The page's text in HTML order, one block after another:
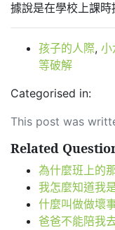
據說是在學校上課
孩子的人際, 小
等破解
Categorised in:
This post was
Related
為什麼班上的
我怎麼知道我
什麼叫做做壞
爸爸不能陪我